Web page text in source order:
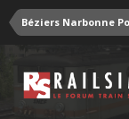
Béziers Narbonne